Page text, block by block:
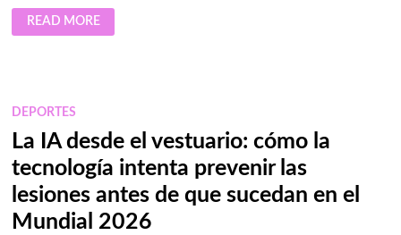
SIETE
DATOS
DE
COPA
DE
LA
FIFA
2026,
SEGÚN
SPORTIAN
READ MORE
DEPORTES
La IA desde el vestuario: cómo la
tecnología intenta prevenir las
lesiones antes de que sucedan en el
Mundial 2026